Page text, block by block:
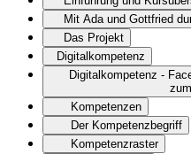
Mit Ada und Gottfried
Das Projekt
Digitalkompetenz
Digitalkompetenz -
Kompetenzen
Der Kompetenzbegriff
Kompetenzraster